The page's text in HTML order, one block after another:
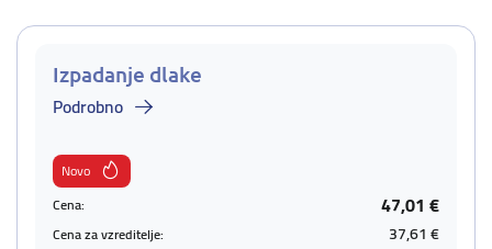
Izpadanje dlake
Podrobno
Novo
Cena:
47,01 €
Cena za vzreditelje: 37,61 €